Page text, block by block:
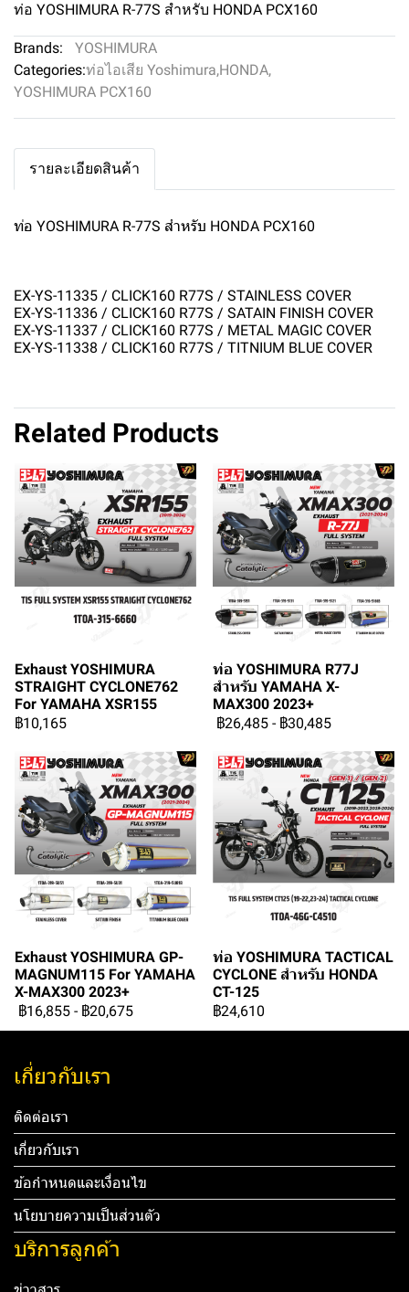
ท่อ YOSHIMURA R-77S สำหรับ HONDA PCX160
Brands:
YOSHIMURA
Categories:ท่อไอเสีย Yoshimura,HONDA,
YOSHIMURA PCX160
รายละเอียดสินค้า
ท่อ YOSHIMURA R-77S สำหรับ HONDA PCX160
EX-YS-11335 / CLICK160 R77S / STAINLESS COVER
EX-YS-11336 / CLICK160 R77S / SATAIN FINISH COVER
EX-YS-11337 / CLICK160 R77S / METAL MAGIC COVER
EX-YS-11338 / CLICK160 R77S / TITNIUM BLUE COVER
Related Products
Exhaust YOSHIMURA
STRAIGHT CYCLONE762
For YAMAHA XSR155
฿10,165
ท่อ YOSHIMURA R77J
สำหรับ YAMAHA X-
MAX300 2023+
฿26,485 - ฿30,485
Exhaust YOSHIMURA GP-
MAGNUM115 For YAMAHA
X-MAX300 2023+
฿16,855 - ฿20,675
ท่อ YOSHIMURA TACTICAL
CYCLONE สำหรับ HONDA
CT-125
฿24,610
เกี่ยวกับเรา
ติดต่อเรา
เกี่ยวกับเรา
ข้อกำหนดและเงื่อนไข
นโยบายความเป็นส่วนตัว
บริการลูกค้า